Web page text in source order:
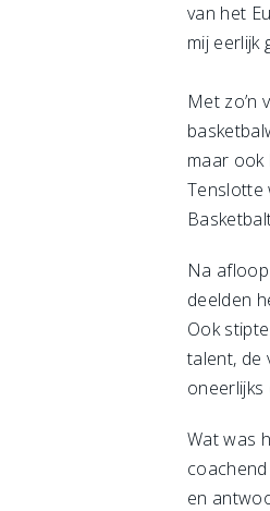
van het
mij eerlijk
Met zo’n
maar ook
Tenslotte
Na
deelden
Ook
talent, de
oneerlijks
Wat was
en